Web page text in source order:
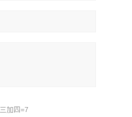
加四=7